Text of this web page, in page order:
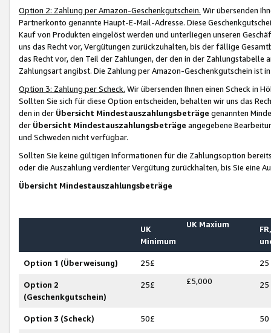
Option 2: Zahlung per Amazon-Geschenkgutschein. Wir übersenden
Partnerkonto genannte Haupt-E-Mail-Adresse. Diese
Kauf von Produkten eingelöst werden und unterliegen unseren
uns das Recht vor, Vergütungen zurückzuhalten, bis der fällige
das Recht vor, den Teil der Zahlungen, der den in der
Zahlungsart angibst. Die Zahlung per Amazon-Geschenkgutschein ist
Option 3: Zahlung per Scheck. Wir übersenden Ihnen einen Scheck in
Sollten Sie sich für diese Option entscheiden, behalten wir uns das
den in der Übersicht Mindestauszahlungsbeträge genannten
der Übersicht Mindestauszahlungsbeträge angegebene
und Schweden nicht verfügbar.
Sollten Sie keine gültigen Informationen für die Zahlungsoption
oder die Auszahlung verdienter Vergütung zurückhalten, bis Sie
Übersicht Mindestauszahlungsbeträge
UK
Minimum
UK Maxium
Option 1 (Überweisung) 25£ 25
Option 2
(Geschenkgutschein)
25£ £5,000 25
Option 3 (Scheck) 50£ 50